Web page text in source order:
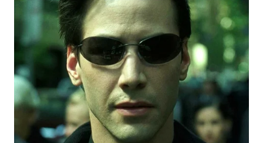
WN
SUMEDANG
CIANJUR
KEPULAUAN
SERIBU